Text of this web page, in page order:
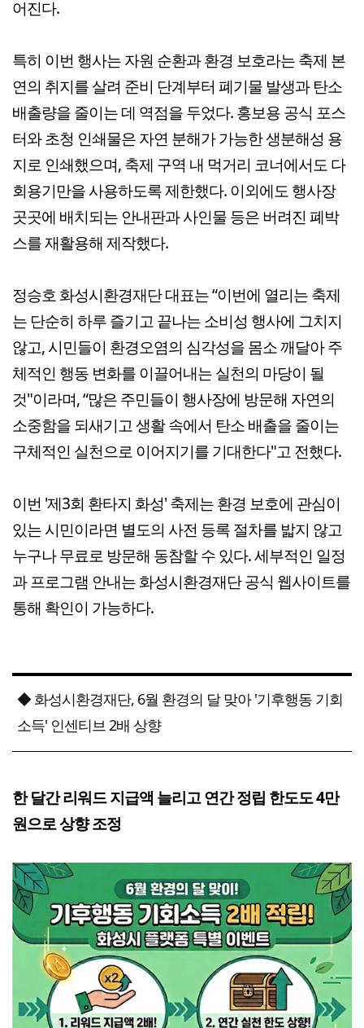
어진다.
특히 이번 행사는 자원 순환과 환경 보호라는 축제 본
연의 취지를 살려 준비 단계부터 폐기물 발생과 탄소
배출량을 줄이는 데 역점을 두었다. 홍보용 공식 포스
터와 초청 인쇄물은 자연 분해가 가능한 생분해성 용
지로 인쇄했으며, 축제 구역 내 먹거리 코너에서도 다
회용기만을 사용하도록 제한했다. 이외에도 행사장
곳곳에 배치되는 안내판과 사인물 등은 버려진 폐박
스를 재활용해 제작했다.
정승호 화성시환경재단 대표는 “이번에 열리는 축제
는 단순히 하루 즐기고 끝나는 소비성 행사에 그치지
않고, 시민들이 환경오염의 심각성을 몸소 깨달아 주
체적인 행동 변화를 이끌어내는 실천의 마당이 될
것"이라며, “많은 주민들이 행사장에 방문해 자연의
소중함을 되새기고 생활 속에서 탄소 배출을 줄이는
구체적인 실천으로 이어지기를 기대한다"고 전했다.
이번 '제3회 환타지 화성' 축제는 환경 보호에 관심이
있는 시민이라면 별도의 사전 등록 절차를 밟지 않고
누구나 무료로 방문해 동참할 수 있다. 세부적인 일정
과 프로그램 안내는 화성시환경재단 공식 웹사이트를
통해 확인이 가능하다.
◆ 화성시환경재단, 6월 환경의 달 맞아 '기후행동 기회
소득' 인센티브 2배 상향
한 달간 리워드 지급액 늘리고 연간 정립 한도도 4만
원으로 상향 조정